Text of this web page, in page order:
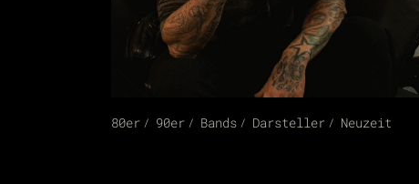
80er 90er Bands Darsteller Neuzeit